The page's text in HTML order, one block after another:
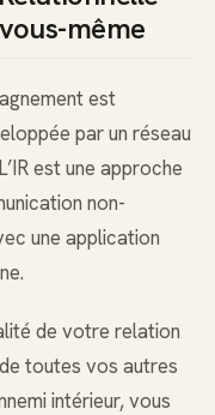
même
est
par un réseau
est une approche
non-
une application
de votre relation
toutes vos autres
intérieur, vous